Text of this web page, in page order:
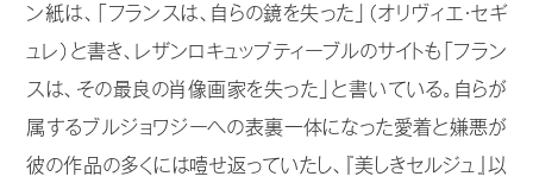
ン紙は、「フランスは、自らの鏡を失った」（オリヴィエ・セギ
ュレ）と書き、レザンロキュップティーブルのサイトも「フラン
スは、その最良の肖像画家を失った」と書いている。自らが
属するブルジョワジーへの表裏一体になった愛着と嫌悪が
彼の作品の多くには噎せ返っていたし、『美しきセルジュ』以